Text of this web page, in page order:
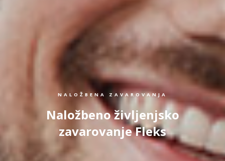
NALOŽBENA ZAVAROVANJA
Naložbeno življenjsko
zavarovanje Fleks